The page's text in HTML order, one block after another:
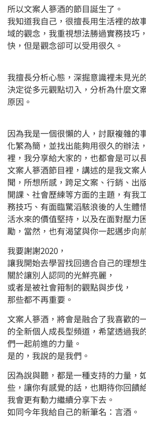
所以文案人篸酒的節目誕生了。
我知道我自己，很擅長用生活裡的故
域的觀念，我重視想法勝過實務技巧
快，但是觀念卻可以受用很久。
我擅長分析心態，深掘意識裡未見光
決定從多元觀點切入，分析為什麼文
原因。
因為我是一個很懶的人，討厭複雜的
化繁為簡，並找出能夠用很久的辦法
裡，我分享給大家的，也都會是可以
文案人篸酒節目裡，講述的是我文案
聞，所想所感，跨足文案、行銷、出
開課、社會歷練等方面的主題，有我
務技巧、有面臨驚滔駭浪後的人生體
活水來的價值堅持，以及在面對壓力
勵，當然，也有渴望與你一起邁步向
我要謝謝2020，
讓我開始去學習找回適合自己的理想
關於讓別人認同的光鮮亮麗，
或者是被社會箝制的觀點與步伐，
那些都不再重要。
文案人篸酒，將會是融合了我喜歡的
的全新個人成長型頻道，希望透過我
們一起前進的力量。
是的，我說的是我們。
因為說與聽，都是一種支持的力量，
些，讓你有感覺的話，也期待你回饋
我會更有動力繼續分享下去。
如同今年我給自己的新筆名：言酒。